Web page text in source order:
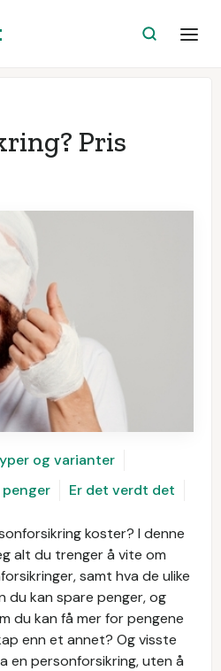
Pris
og varianter
penger Er det verdt det
koster? I denne
alt du trenger å vite om
samt hva de ulike
du kan spare penger, og
du kan få mer for pengene
enn et annet? Og visste
en personforsikring, uten å